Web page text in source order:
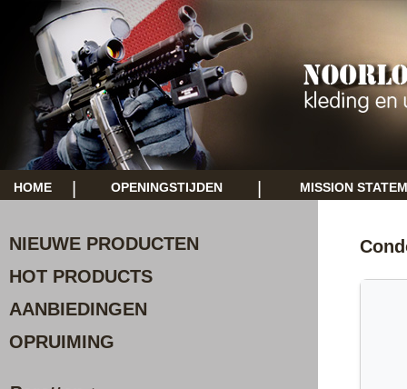
HOME OPENINGSTIJDEN MISSION
NIEUWE PRODUCTEN
HOT PRODUCTS
AANBIEDINGEN
OPRUIMING